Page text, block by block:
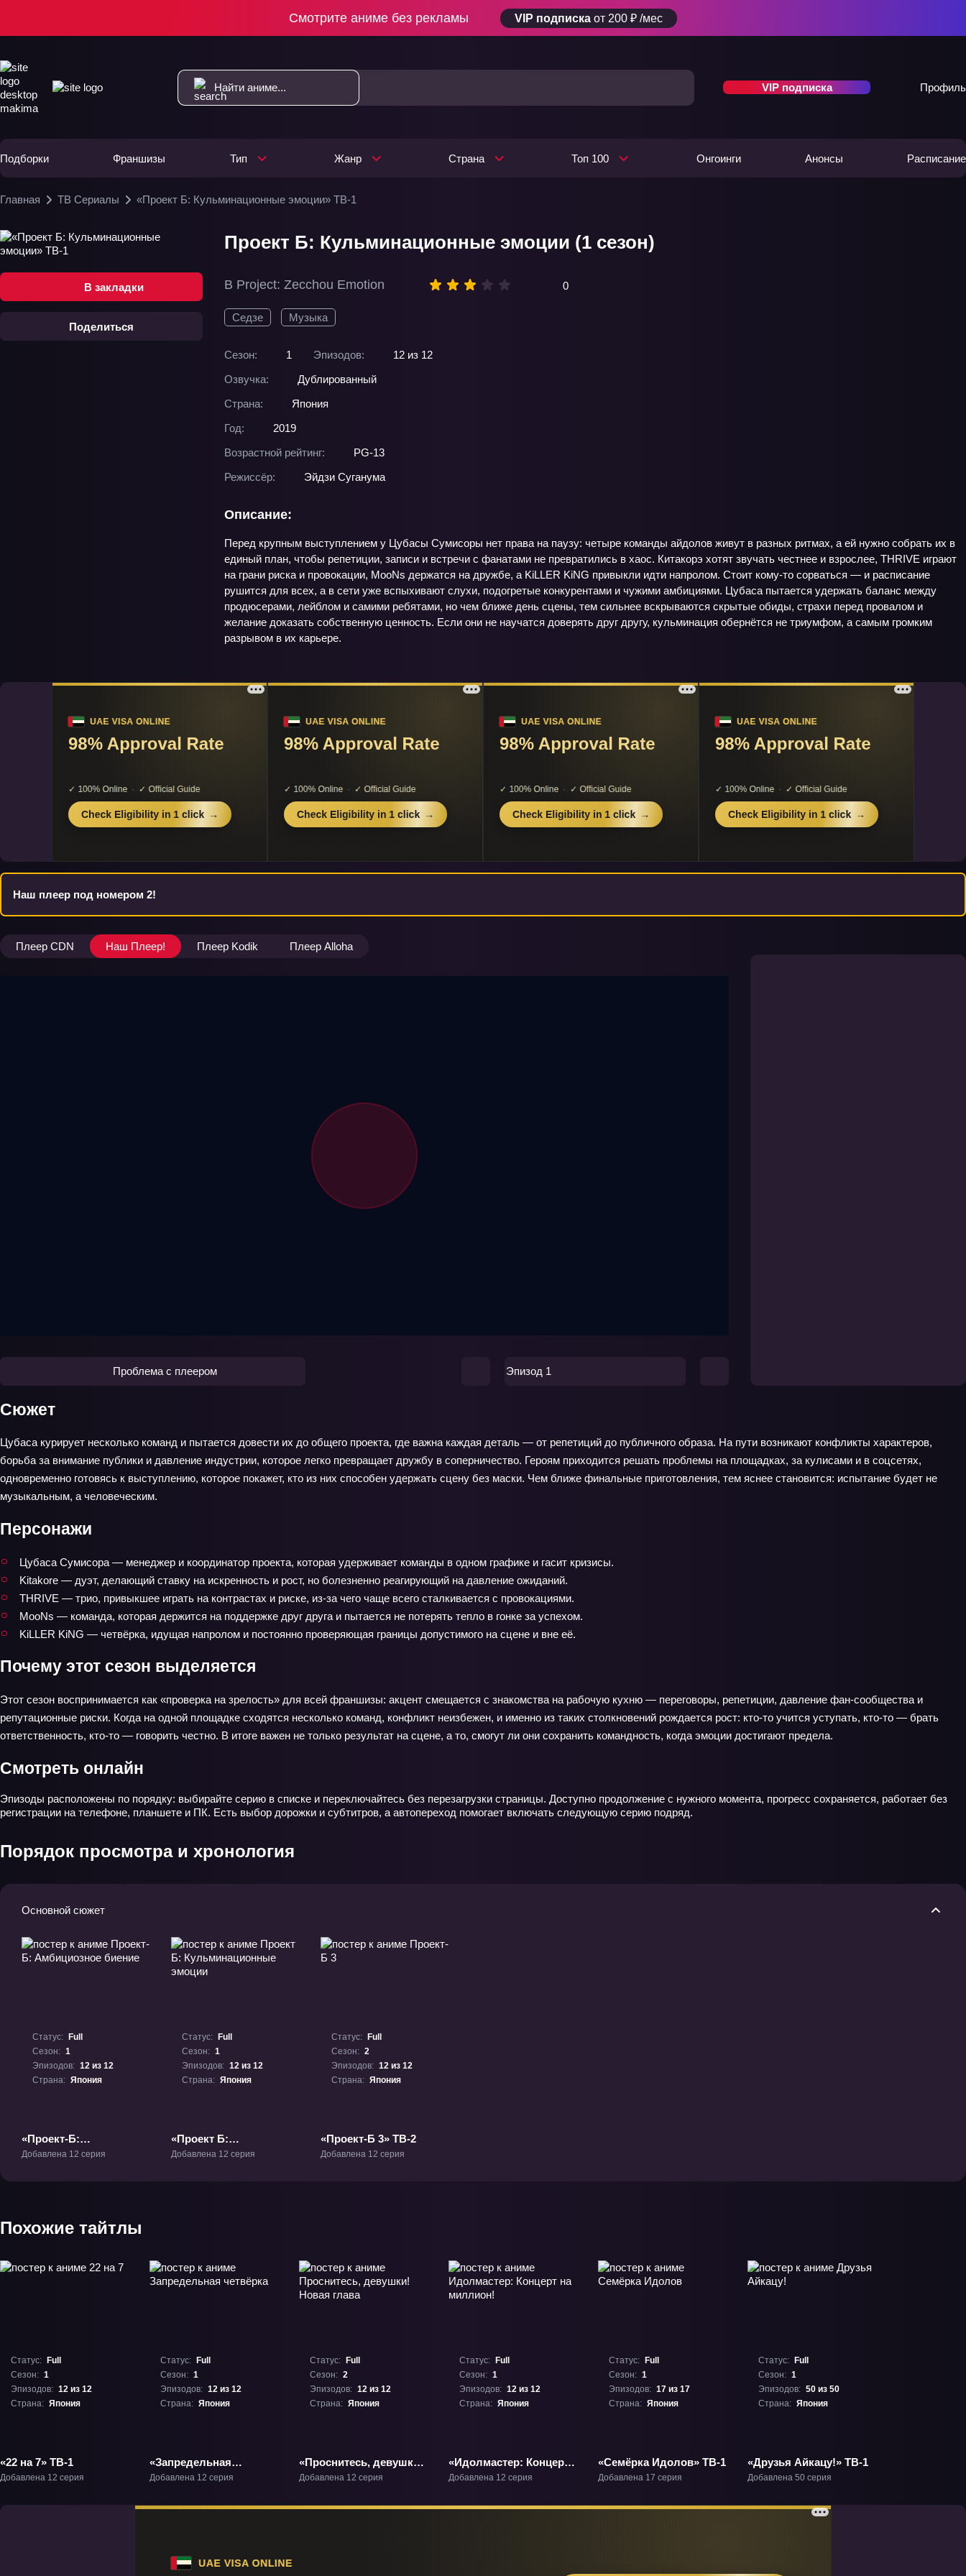
Смотрите аниме без рекламы VIP подписка от 200 ₽ /мес
VIP подписка Профиль
Подборки Франшизы Тип Жанр Страна Топ 100 Онгоинги Анонсы Расписание
Главная ТВ Сериалы «Проект Б: Кульминационные эмоции» ТВ-1
В закладки
Поделиться
Проект Б: Кульминационные эмоции (1 сезон)
B Project: Zecchou Emotion 0
Седзе Музыка
Сезон: 1 Эпизодов:
12 из 12
Озвучка:
Дублированный
Страна:
Япония
Год:
2019
Возрастной рейтинг:
PG-13
Режиссёр:
Эйдзи Суганума
Описание:
Перед крупным выступлением у Цубасы Сумисоры нет права на паузу: четыре команды айдолов живут в разных ритмах, а ей нужно собрать их в
единый план, чтобы репетиции, записи и встречи с фанатами не превратились в хаос. Китакорэ хотят звучать честнее и взрослее, THRIVE играют
на грани риска и провокации, MooNs держатся на дружбе, а KiLLER KiNG привыкли идти напролом. Стоит кому‑то сорваться — и расписание
рушится для всех, а в сети уже вспыхивают слухи, подогретые конкурентами и чужими амбициями. Цубаса пытается удержать баланс между
продюсерами, лейблом и самими ребятами, но чем ближе день сцены, тем сильнее вскрываются скрытые обиды, страхи перед провалом и
желание доказать собственную ценность. Если они не научатся доверять друг другу, кульминация обернётся не триумфом, а самым громким
разрывом в их карьере.
Наш плеер под номером 2!
Плеер CDN Наш Плеер! Плеер Kodik Плеер Alloha
Проблема с плеером Эпизод 1
Сюжет
Цубаса курирует несколько команд и пытается довести их до общего проекта, где важна каждая деталь — от репетиций до публичного образа. На пути возникают конфликты характеров,
борьба за внимание публики и давление индустрии, которое легко превращает дружбу в соперничество. Героям приходится решать проблемы на площадках, за кулисами и в соцсетях,
одновременно готовясь к выступлению, которое покажет, кто из них способен удержать сцену без маски. Чем ближе финальные приготовления, тем яснее становится: испытание будет не
музыкальным, а человеческим.
Персонажи
Цубаса Сумисора — менеджер и координатор проекта, которая удерживает команды в одном графике и гасит кризисы.
Kitakore — дуэт, делающий ставку на искренность и рост, но болезненно реагирующий на давление ожиданий.
THRIVE — трио, привыкшее играть на контрастах и риске, из‑за чего чаще всего сталкивается с провокациями.
MooNs — команда, которая держится на поддержке друг друга и пытается не потерять тепло в гонке за успехом.
KiLLER KiNG — четвёрка, идущая напролом и постоянно проверяющая границы допустимого на сцене и вне её.
Почему этот сезон выделяется
Этот сезон воспринимается как «проверка на зрелость» для всей франшизы: акцент смещается с знакомства на рабочую кухню — переговоры, репетиции, давление фан-сообщества и
репутационные риски. Когда на одной площадке сходятся несколько команд, конфликт неизбежен, и именно из таких столкновений рождается рост: кто-то учится уступать, кто-то — брать
ответственность, кто-то — говорить честно. В итоге важен не только результат на сцене, а то, смогут ли они сохранить командность, когда эмоции достигают предела.
Смотреть онлайн
Эпизоды расположены по порядку: выбирайте серию в списке и переключайтесь без перезагрузки страницы. Доступно продолжение с нужного момента, прогресс сохраняется, работает без
регистрации на телефоне, планшете и ПК. Есть выбор дорожки и субтитров, а автопереход помогает включать следующую серию подряд.
Порядок просмотра и хронология
Основной сюжет
Статус:
Full
Сезон: 1
Эпизодов: 12 из 12
Страна: Япония
«Проект-Б:
Амбициозное биение»
Добавлена 12 серия
Статус:
Full
Сезон: 1
Эпизодов: 12 из 12
Страна: Япония
«Проект Б:
Кульминационные
Добавлена 12 серия
Статус:
Full
Сезон: 2
Эпизодов: 12 из 12
Страна: Япония
«Проект-Б 3» ТВ-2
Добавлена 12 серия
Похожие тайтлы
Статус:
Full
Сезон: 1
Эпизодов: 12 из 12
Страна: Япония
«22 на 7» ТВ-1
Добавлена 12 серия
Статус:
Full
Сезон: 1
Эпизодов: 12 из 12
Страна: Япония
«Запредельная
четвёрка» ТВ-1
Добавлена 12 серия
Статус:
Full
Сезон: 2
Эпизодов: 12 из 12
Страна: Япония
«Проснитесь, девушки!
Новая глава» ТВ-2
Добавлена 12 серия
Статус:
Full
Сезон: 1
Эпизодов: 12 из 12
Страна: Япония
«Идолмастер: Концерт
на миллион!» ТВ-1
Добавлена 12 серия
Статус:
Full
Сезон: 1
Эпизодов: 17 из 17
Страна: Япония
«Семёрка Идолов» ТВ-1
Добавлена 17 серия
Статус:
Full
Сезон: 1
Эпизодов: 50 из 50
Страна: Япония
«Друзья Айкацу!» ТВ-1
Добавлена 50 серия